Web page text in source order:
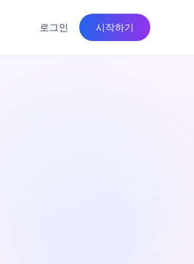
로그인 시작하기